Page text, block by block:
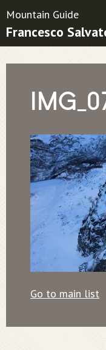
Mountain Guide
Francesco
Go to main list